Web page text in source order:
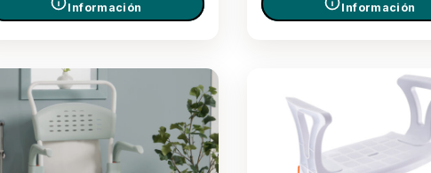
Información Información